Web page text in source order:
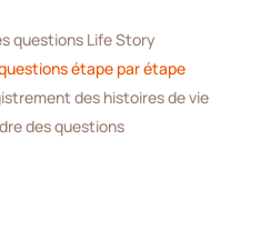
questions Life Story
étape par étape
des histoires de vie
des questions